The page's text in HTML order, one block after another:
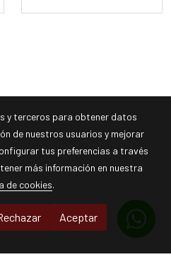
y terceros para obtener datos
de nuestros usuarios y mejorar
tus preferencias a través
más información en nuestra
de cookies.
Aceptar